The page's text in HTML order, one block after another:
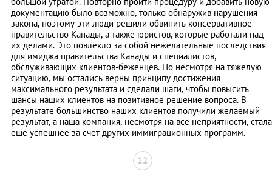
документацию было возможно, только обнаружив нарушения
закона, поэтому эти люди решили обвинить консервативное
правительство Канады, а также юристов, которые работали над
их делами. Это повлекло за собой нежелательные последствия
для имиджа правительства Канады и специалистов,
обслуживающих клиентов-беженцев. Но несмотря на тяжелую
ситуацию, мы остались верны принципу достижения
максимального результата и сделали шаги, чтобы повысить
шансы наших клиентов на позитивное решение вопроса. В
результате большинство наших клиентов получили желаемый
результат, а наша компания, несмотря на все неприятности, стала
еще успешнее за счет других иммиграционных программ.
12